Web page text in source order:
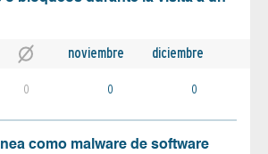
noviembre diciembre
0 0 0
como malware de software